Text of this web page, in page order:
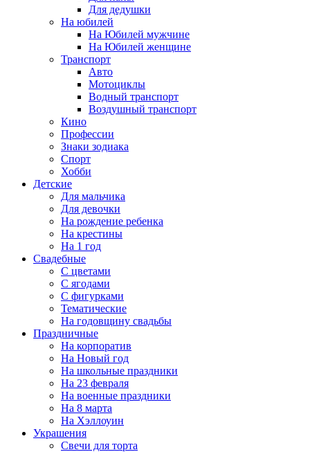
Для дедушки
На юбилей
На Юбилей мужчине
На Юбилей женщине
Транспорт
Авто
Мотоциклы
Водный транспорт
Воздушный транспорт
Кино
Профессии
Знаки зодиака
Спорт
Хобби
Детские
Для мальчика
Для девочки
На рождение ребенка
На крестины
На 1 год
Свадебные
С цветами
С ягодами
С фигурками
Тематические
На годовщину свадьбы
Праздничные
На корпоратив
На Новый год
На школьные праздники
На 23 февраля
На военные праздники
На 8 марта
На Хэллоуин
Украшения
Свечи для торта